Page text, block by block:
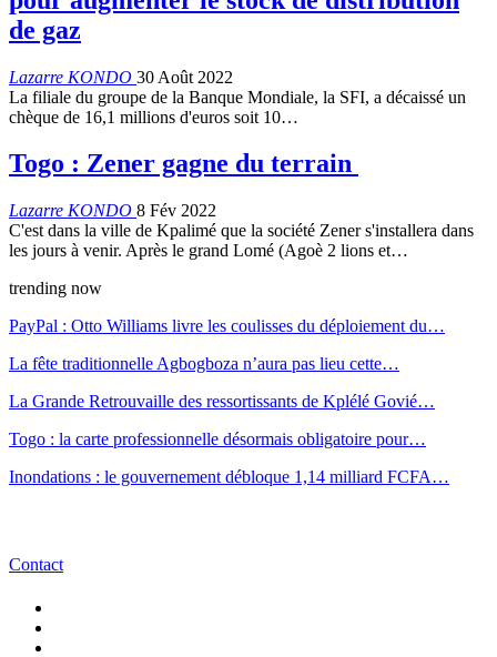
de gaz
Lazarre KONDO 30 Août 2022
La filiale du groupe de la Banque Mondiale, la SFI, a décaissé un
chèque de 16,1 millions d'euros soit 10…
Togo : Zener gagne du terrain
Lazarre KONDO 8 Fév 2022
C'est dans la ville de Kpalimé que la société Zener s'installera dans
les jours à venir. Après le grand Lomé (Agoè 2 lions et…
trending now
PayPal : Otto Williams livre les coulisses du déploiement du…
La fête traditionnelle Agbogboza n’aura pas lieu cette…
La Grande Retrouvaille des ressortissants de Kplélé Govié…
Togo : la carte professionnelle désormais obligatoire pour…
Inondations : le gouvernement débloque 1,14 milliard FCFA…
Contact